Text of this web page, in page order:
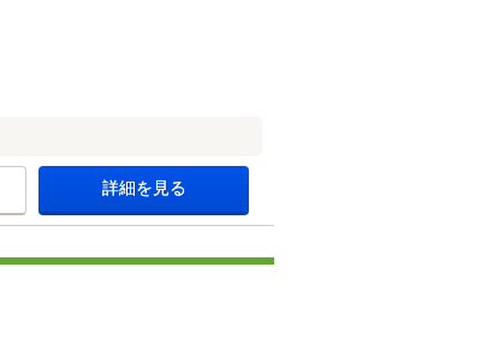
詳細を見る